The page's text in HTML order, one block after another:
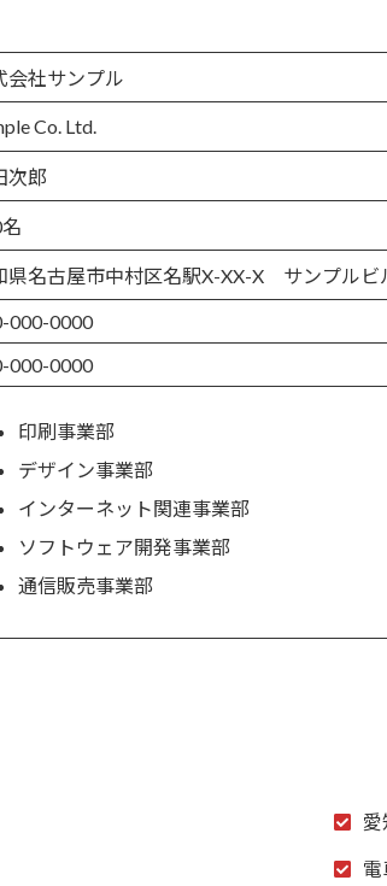
会社サンプル
Co. Ltd.
次郎
県名古屋市中村区名駅X-XX-X サンプルビ
000-0000
000-0000
印刷事業部
デザイン事業部
インターネット関連事業部
ソフトウェア開発事業部
通信販売事業部
電